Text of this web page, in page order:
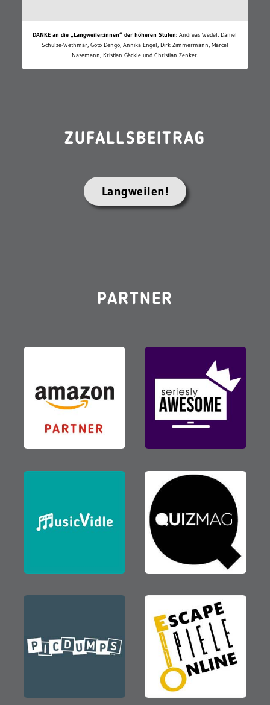
DANKE an die „Langweiler:innen“ der höheren Stufen: Andreas Wedel, Daniel
Schulze-Wethmar, Goto Dengo, Annika Engel, Dirk Zimmermann, Marcel
Nasemann, Kristian Gäckle und Christian Zenker.
ZUFALLSBEITRAG
Langweilen!
PARTNER